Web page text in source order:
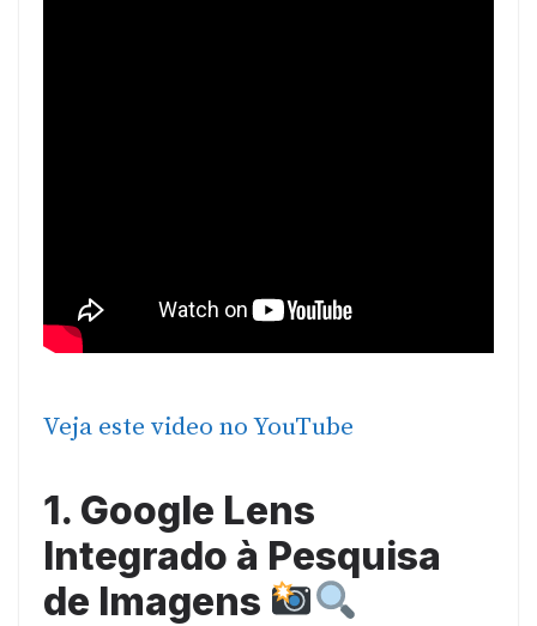
Veja este video no YouTube
1. Google Lens
Integrado à Pesquisa
de Imagens